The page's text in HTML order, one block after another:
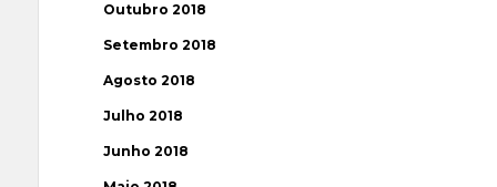
Outubro 2018
Setembro 2018
Agosto 2018
Julho 2018
Junho 2018